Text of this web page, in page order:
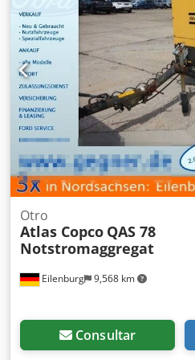
Eilenburg 9,568 km
Otro
Atlas Copco QAS 78
Notstromaggregat
Consultar